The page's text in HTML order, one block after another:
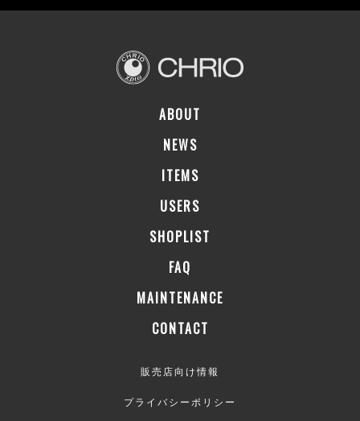
ABOUT
NEWS
ITEMS
USERS
SHOPLIST
FAQ
MAINTENANCE
CONTACT
販売店向け情報
プライバシーポリシー